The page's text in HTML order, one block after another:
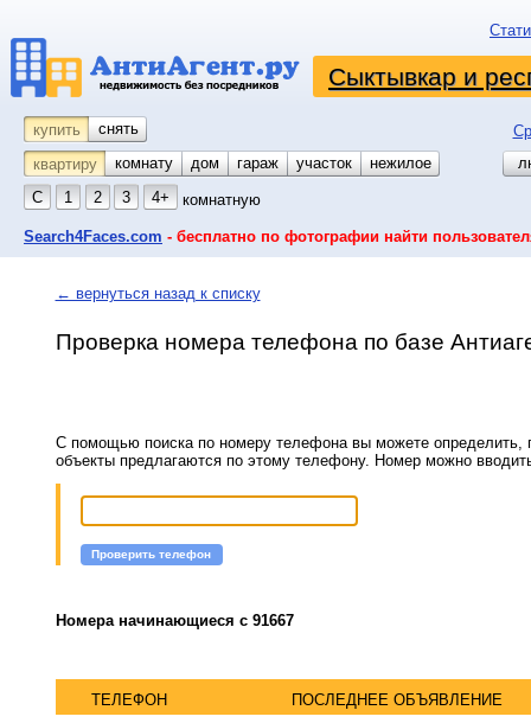
Сыктывкар и
купить снять
квартиру
комнату койко-место
дом гараж участок
нежилое
С
1 2 3 4+ комнатную
Search4Faces.com - бесплатно по фотографии найти
← вернуться назад к списку
Проверка номера телефона по базе
С помощью поиска по номеру телефона вы можете определить,
объекты предлагаются по этому телефону. Номер можно
Проверить телефон
Номера начинающиеся с 91667
ТЕЛЕФОН ПОСЛЕДНЕЕ ОБЪЯВЛЕНИЕ